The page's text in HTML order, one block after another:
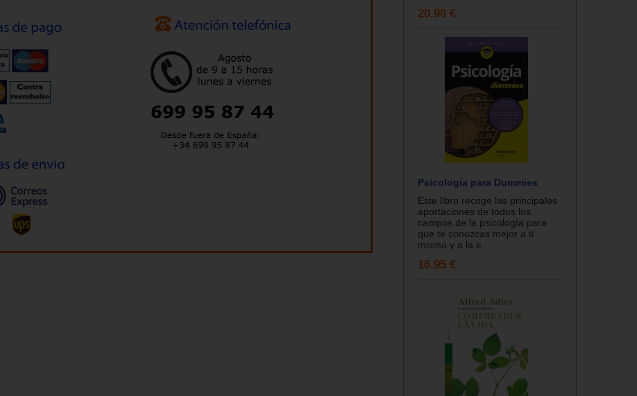
20.90 €
Psicología para Dummies
Este libro recoge las principales
aportaciones de todos los
campos de la psicología para
que te conozcas mejor a ti
mismo y a la e...
16.95 €